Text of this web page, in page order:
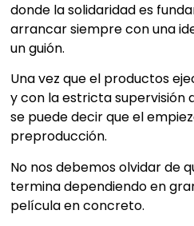
donde la solidaridad es
arrancar siempre con una
un guión.
Una vez que el productos
y con la estricta supervisión
se puede decir que el
preproducción.
No nos debemos olvidar de
termina dependiendo en
película en concreto.